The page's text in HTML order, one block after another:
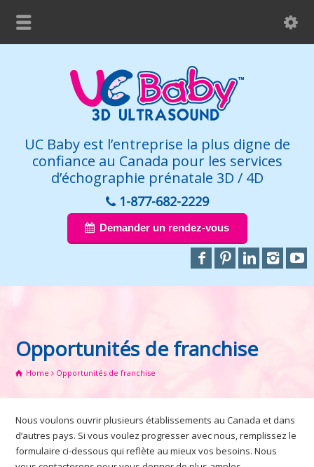
UC Baby est l’entreprise la plus digne de
confiance au Canada pour les services
d’échographie prénatale 3D / 4D
1-877-682-2229
Demander un rendez-vous
Opportunités de franchise
Home Opportunités de franchise
Nous voulons ouvrir plusieurs établissements au Canada et dans
d’autres pays. Si vous voulez progresser avec nous, remplissez le
formulaire ci-dessous qui reflète au mieux vos besoins. Nous